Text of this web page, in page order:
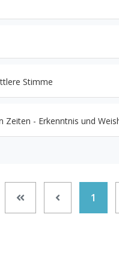
Stimme
Zeiten - Erkenntnis und
1